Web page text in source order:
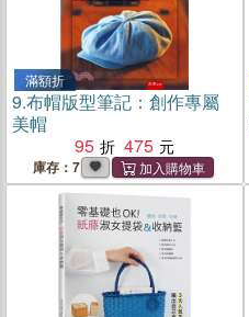
滿額折
9.布帽版型筆記：創作專屬
美帽
95
475
庫存：7